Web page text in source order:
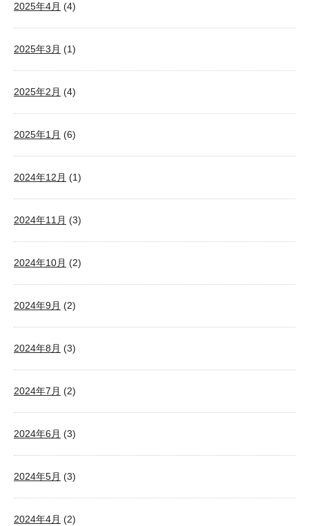
2025年4月 (4)
2025年3月 (1)
2025年2月 (4)
2025年1月 (6)
2024年12月 (1)
2024年11月 (3)
2024年10月 (2)
2024年9月 (2)
2024年8月 (3)
2024年7月 (2)
2024年6月 (3)
2024年5月 (3)
2024年4月 (2)